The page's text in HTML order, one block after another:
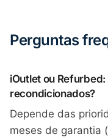
Perguntas
iOutlet ou
recondicionados?
Depende das
meses de garantia